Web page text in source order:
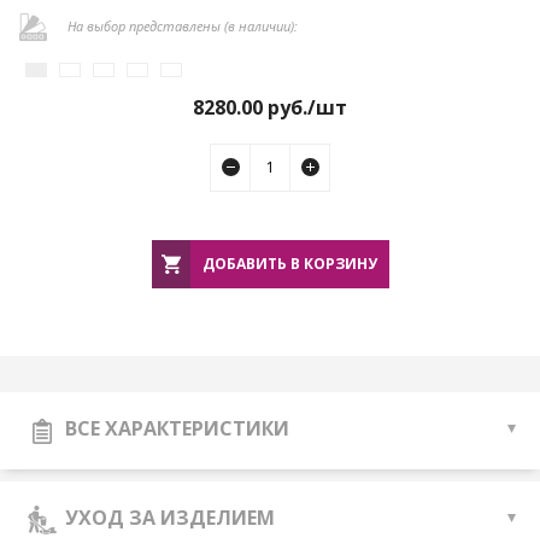
На выбор представлены (в наличии):
8280.00 руб./шт
ДОБАВИТЬ В КОРЗИНУ
ВСЕ ХАРАКТЕРИСТИКИ
УХОД ЗА ИЗДЕЛИЕМ